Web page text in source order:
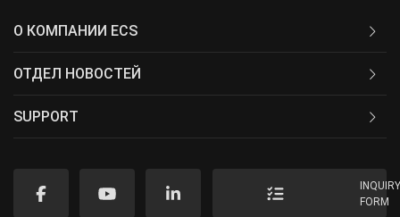
О КОМПАНИИ ECS
ОТДЕЛ НОВОСТЕЙ
SUPPORT
FORM